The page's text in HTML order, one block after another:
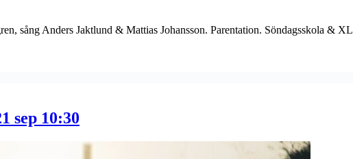
sång Anders Jaktlund & Mattias Johansson. Parentation. Söndagsskola &
sep 10:30